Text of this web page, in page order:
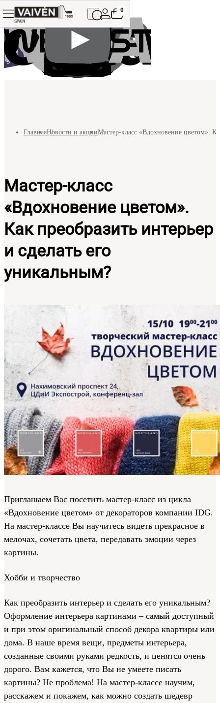
0
ГлавнаяНовости и акцииМастер-класс «Вдохновение цветом».
Мастер-класс
«Вдохновение цветом».
Как преобразить интерьер
и сделать его
уникальным?
Приглашаем Вас посетить мастер-класс из цикла
«Вдохновение цветом» от декораторов компании IDG.
На мастер-классе Вы научитесь видеть прекрасное в
мелочах, сочетать цвета, передавать эмоции через
картины.
Хобби и творчество
Как преобразить интерьер и сделать его уникальным?
Оформление интерьера картинами – самый доступный
и при этом оригинальный способ декора квартиры или
дома. В наше время вещи, предметы интерьера,
созданные своими руками редкость, и ценятся очень
дорого. Вам кажется, что Вы не умеете писать
картины? Не проблема! На мастер-классе научим,
расскажем и покажем, как можно создать шедевр